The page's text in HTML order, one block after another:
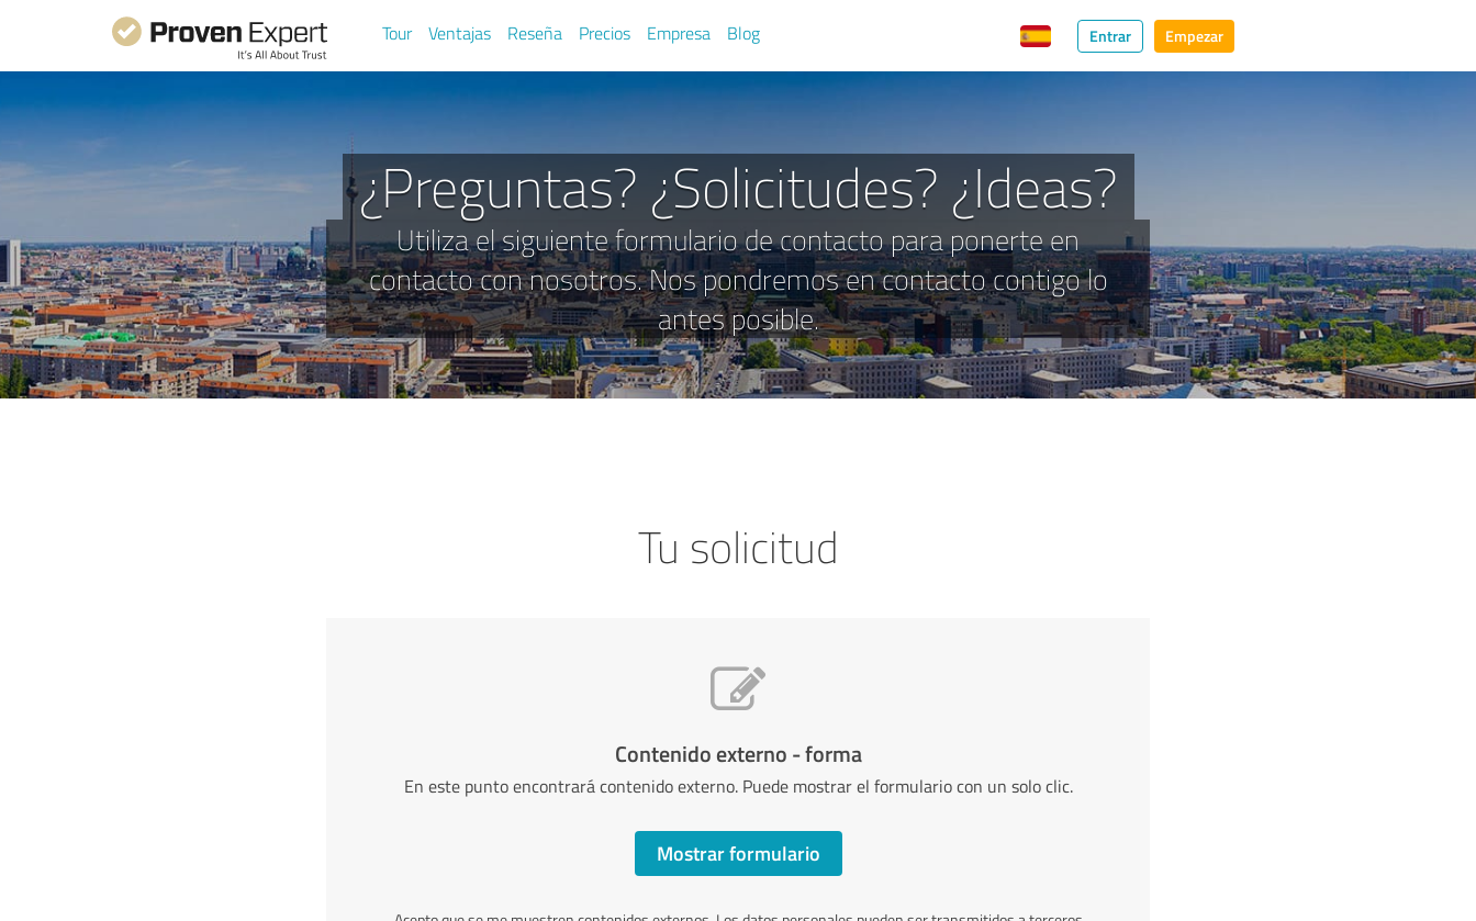
Tour Ventajas Reseña Precios Empresa Blog Entrar Empezar
¿Preguntas? ¿Solicitudes? ¿Ideas?
Utiliza el siguiente formulario de contacto para ponerte en
contacto con nosotros. Nos pondremos en contacto contigo lo
antes posible.
Tu solicitud
Contenido externo - forma
En este punto encontrará contenido externo. Puede mostrar el formulario con un solo clic.
Mostrar formulario